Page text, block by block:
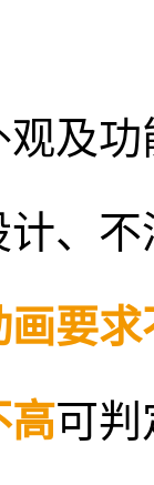
及
计、不
要
高 可